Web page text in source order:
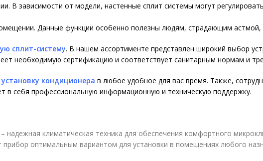
В зависимости от модели, настенные сплит системы могут
Данные функции особенно полезны людям, страдающим астмой,
сплит-систему. В нашем ассортименте представлен широкий выбор
необходимую сертификацию и соответствует санитарным нормам и
установку кондиционера в любое удобное для вас время. Также,
в себя профессиональную информационную и техническую поддержку.
– надежная климатическая техника для обеспечения комфортного
прибор оптимальным вариантом для установки в помещениях любого